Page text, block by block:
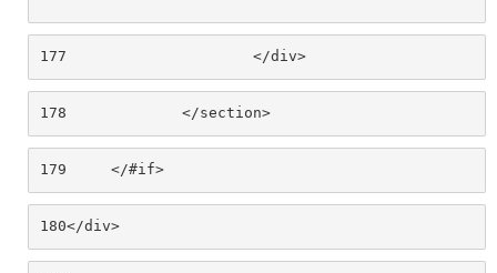
177
			</div>
178
179
	</#if>
180</div>